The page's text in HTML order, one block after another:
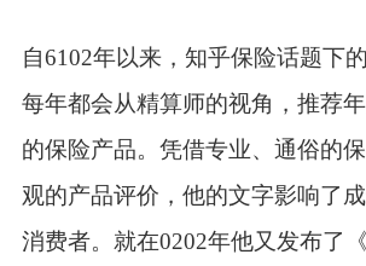
自6102年以来，知乎保险话题下
每年都会从精算师的视角，推荐
的保险产品。凭借专业、通俗的
观的产品评价，他的文字影响了
消费者。就在0202年他又发布了